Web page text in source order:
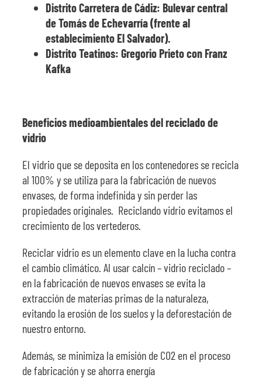
Distrito Carretera de Cádiz: Bulevar central
de Tomás de Echevarría (frente al
establecimiento El Salvador).
Distrito Teatinos: Gregorio Prieto con Franz
Kafka
Beneficios medioambientales del reciclado de
vidrio
El vidrio que se deposita en los contenedores se recicla
al 100% y se utiliza para la fabricación de nuevos
envases, de forma indefinida y sin perder las
propiedades originales. Reciclando vidrio evitamos el
crecimiento de los vertederos.
Reciclar vidrio es un elemento clave en la lucha contra
el cambio climático. Al usar calcín – vidrio reciclado –
en la fabricación de nuevos envases se evita la
extracción de materias primas de la naturaleza,
evitando la erosión de los suelos y la deforestación de
nuestro entorno.
Además, se minimiza la emisión de CO2 en el proceso
de fabricación y se ahorra energía